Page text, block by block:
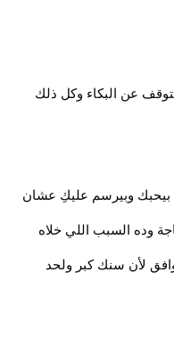
عن البكاء وكل ذلك
بيحبك وبيرسم عليكِ عشان
وده السبب اللي خلاه
لأن سنك كبر ولحد